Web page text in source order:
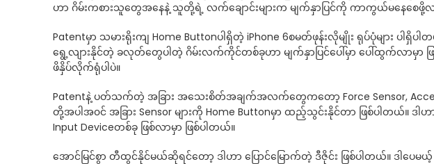
ဟာ ဂိမ်းကစားသူတွေအနေနဲ့ သူတို့ရဲ့ လက်ချောင်းများက မျက်နှာပြင်ကို ကာကွယ်မနေစေဖို့
Patentမှာ သမားရိုးကျ Home Buttonပါရှိတဲ့ iPhone 6စမတ်ဖုန်းလိုမျိုး ရုပ်ပုံမျာ
ရွေ့လျားနိုင်တဲ့ ခလုတ်တွေပါတဲ့ ဂိမ်းလက်ကိုင်တစ်ခုဟာ မျက်နှာပြင်ပေါ်မှာ ပေါ်ထွက်လာမှ
ဖိနှိပ်လိုက်ရုံပါပဲ။
Patentနဲ့ ပတ်သက်တဲ့ အခြား အသေးစိတ်အချက်အလက်တွေကတော့ Force Sensor,
တို့အပါအ၀င် အခြား Sensor များကို Home Buttonမှာ ထည့်သွင်းနိုင်တာ ဖြစ်ပါတယ်
Input Deviceတစ်ခု ဖြစ်လာမှာ ဖြစ်ပါတယ်။
အောင်မြင်စွာ တီထွင်နိုင်မယ်ဆိုရင်တော့ ဒါဟာ ပြောင်မြောက်တဲ့ ဒီဇိုင်း ဖြစ်ပါတယ်။ ဒါပေ